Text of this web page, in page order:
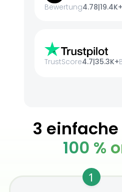
Bewertung4.78|19.4K+
TrustScore4.7|35.3K+
3
100 %
1